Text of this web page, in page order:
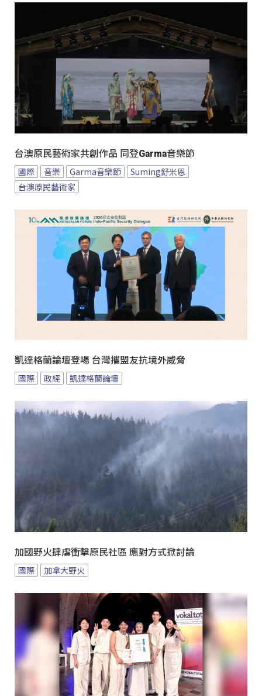
台澳原民藝術家共創作品 同登Garma音樂節
國際 音樂 Garma音樂節
Suming舒米恩
台澳原民藝術家
凱達格蘭論壇登場 台灣攜盟友抗境外威脅
國際 政經 凱達格蘭論壇
加國野火肆虐衝擊原民社區 應對方式掀討論
國際 加拿大野火